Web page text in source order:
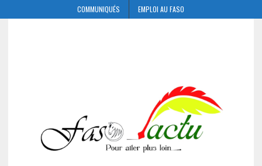
COMMUNIQUÉS EMPLOI AU FASO